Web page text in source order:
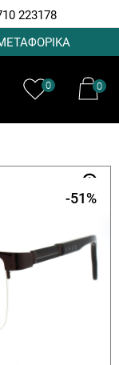
223178
0 0
-51%